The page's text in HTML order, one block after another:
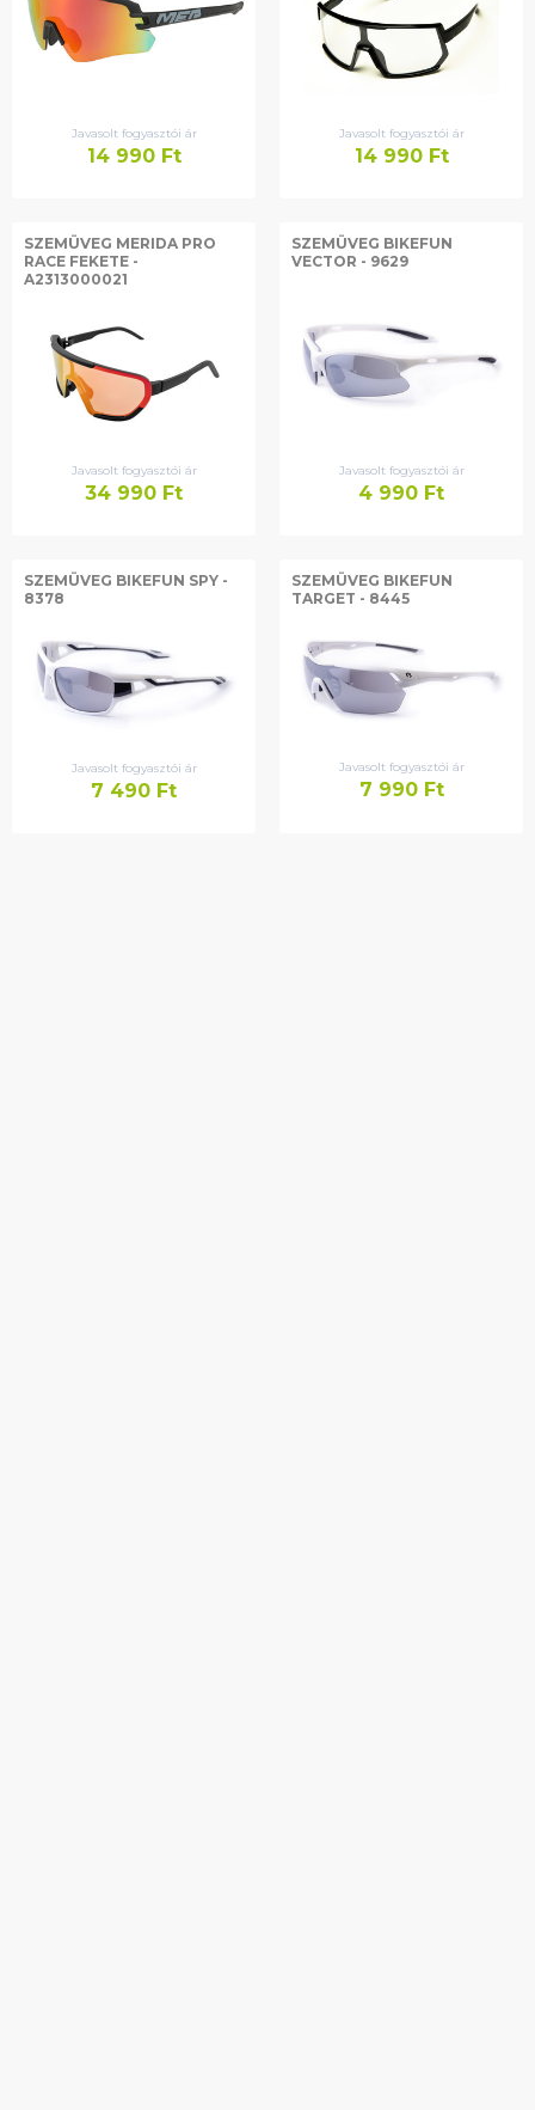
Javasolt fogyasztói ár
14 990 Ft
Javasolt fogyasztói ár
14 990 Ft
SZEMÜVEG MERIDA PRO
RACE FEKETE -
A2313000021
Javasolt fogyasztói ár
34 990 Ft
SZEMÜVEG BIKEFUN
VECTOR - 9629
Javasolt fogyasztói ár
4 990 Ft
SZEMÜVEG BIKEFUN SPY -
8378
Javasolt fogyasztói ár
7 490 Ft
SZEMÜVEG BIKEFUN
TARGET - 8445
Javasolt fogyasztói ár
7 990 Ft